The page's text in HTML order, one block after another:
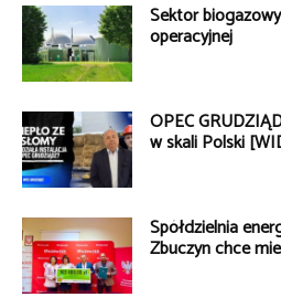
Sektor
operacyjnej
OPEC
w skali Polski
Spółdzielnia
Zbuczyn chce